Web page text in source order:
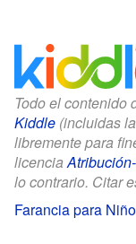
Todo el contenido
Kiddle (incluidas
libremente para
licencia
lo contrario. Citar
Farancia para